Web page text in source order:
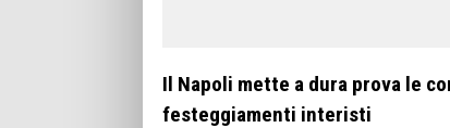
Il Napoli mette a dura prova le
festeggiamenti interisti